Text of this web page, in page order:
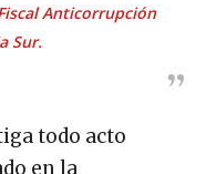
Anticorrupción
Sur.
todo acto
en la